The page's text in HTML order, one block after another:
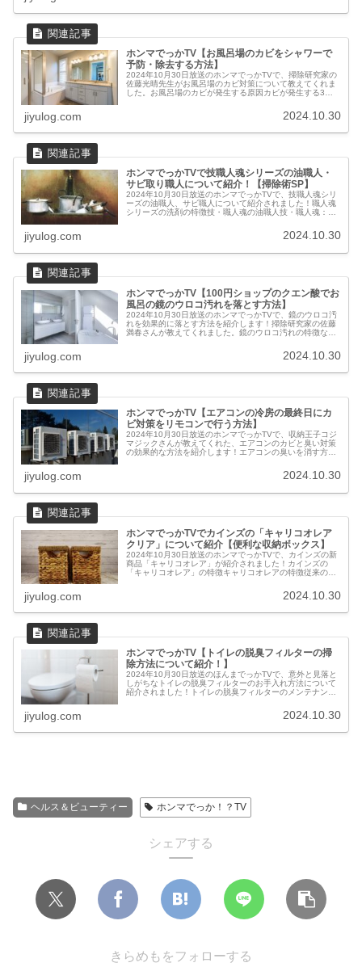
ホンマでっかTV【お風呂場のカビをシャワーで
予防・除去する方法】
2024年10月30日放送のホンマでっかTVで、掃除研究家の
佐藤光晴先生がお風呂場のカビ対策について教えてくれま
した。お風呂場のカビが発生する原因カビが発生する3つ
jiyulog.com 2024.10.30
ホンマでっかTVで技職人魂シリーズの油職人・
サビ取り職人について紹介！【掃除術SP】
2024年10月30日放送のホンマでっかTVで、技職人魂シリ
ーズの油職人、サビ職人について紹介されました！職人魂
シリーズの洗剤の特徴技・職人魂の油職人技・職人魂：業
jiyulog.com 2024.10.30
ホンマでっかTV【100円ショップのクエン酸でお
風呂の鏡のウロコ汚れを落とす方法】
2024年10月30日放送のホンマでっかTVで、鏡のウロコ汚
れを効果的に落とす方法を紹介します！掃除研究家の佐藤
満春さんが教えてくれました。鏡のウロコ汚れの特徴なぜ
jiyulog.com 2024.10.30
ホンマでっかTV【エアコンの冷房の最終日にカ
ビ対策をリモコンで行う方法】
2024年10月30日放送のホンマでっかTVで、収納王子コジ
マジックさんが教えてくれた、エアコンのカビと臭い対策
の効果的な方法を紹介します！エアコンの臭いを消す方法
jiyulog.com 2024.10.30
ホンマでっかTVでカインズの「キャリコオレア
クリア」について紹介【便利な収納ボックス】
2024年10月30日放送のホンマでっかTVで、カインズの新
商品「キャリコオレア」が紹介されました！カインズの
「キャリコオレア」の特徴キャリコオレアの特徴従来の収
jiyulog.com 2024.10.30
ホンマでっかTV【トイレの脱臭フィルターの掃
除方法について紹介！】
2024年10月30日放送のほんまでっかTVで、意外と見落と
しがちなトイレの脱臭フィルターのお手入れ方法について
紹介されました！トイレの脱臭フィルターのメンテナンス
jiyulog.com 2024.10.30
ヘルス＆ビューティー ホンマでっか！？TV
シェアする
きらめもをフォローする